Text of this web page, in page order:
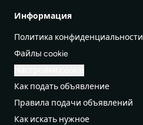
Информация
Политика конфиденциальности
Файлы cookie
Как подать объявление
Правила подачи объявлений
Как искать нужное